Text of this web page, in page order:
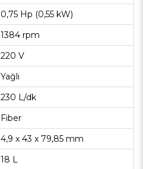
0,75 Hp (0,55 kW)
1384 rpm
220 V
Yağlı
230 L/dk
Fiber
4,9 x 43 x 79,85 mm
18 L